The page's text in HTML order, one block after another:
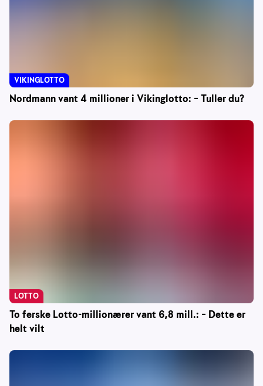
Nordmann vant 4 millioner i Vikinglotto: – Tuller du?
VIKINGLOTTO
To ferske Lotto-millionærer vant 6,8 mill.: – Dette er
helt vilt
LOTTO